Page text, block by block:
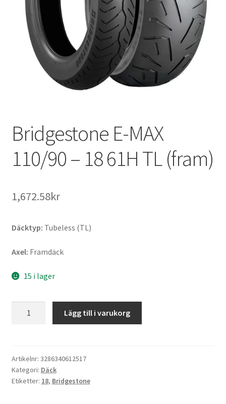
Bridgestone E-MAX
110/90 – 18 61H TL (fram)
1,672.58kr
Däcktyp: Tubeless (TL)
Axel: Framdäck
15 i lager
-
18
61H
Lägg till i varukorg
Artikelnr: 3286340612517
Kategori: Däck
Etiketter: 18, Bridgestone